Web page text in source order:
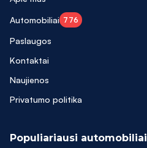
ENYAQ
EOS
EQC
Evoque
Focus
Automobiliai 776
Paslaugos
Kontaktai
Naujienos
Privatumo politika
Populiariausi automobiliai